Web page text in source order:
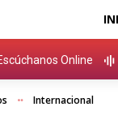
Online
Internacional